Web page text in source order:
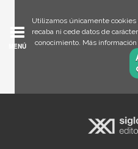
Utilizamos únicamente cookies
recaba ni cede datos de
conocimiento. Más
MENÚ